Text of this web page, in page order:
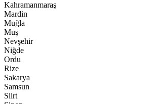
Kahramanmaraş
Mardin
Muğla
Muş
Nevşehir
Niğde
Ordu
Rize
Sakarya
Samsun
Siirt